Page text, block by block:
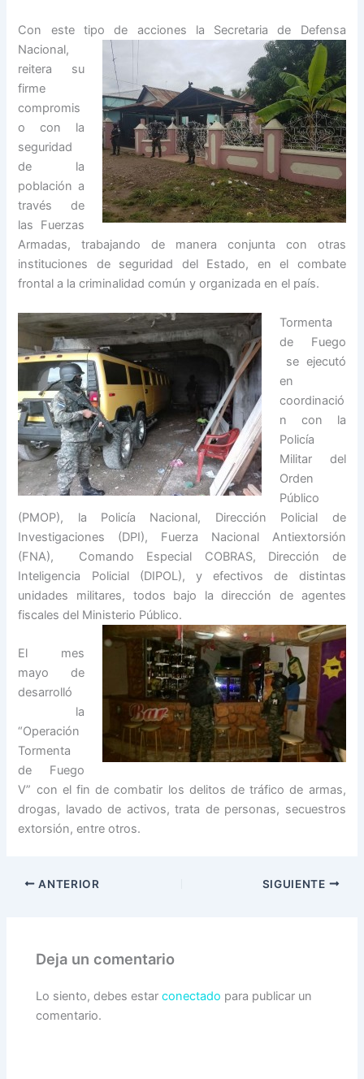
Con este tipo de acciones la Secretaria de Defensa
Nacional,
reitera su
firme
compromis
o con la
seguridad
de la
población a
través de
las Fuerzas
Armadas, trabajando de manera conjunta con otras
instituciones de seguridad del Estado, en el combate
frontal a la criminalidad común y organizada en el país.
Tormenta
de Fuego
se ejecutó
en
coordinació
n con la
Policía
Militar del
Orden
Público
(PMOP), la Policía Nacional, Dirección Policial de
Investigaciones (DPI), Fuerza Nacional Antiextorsión
(FNA), Comando Especial COBRAS, Dirección de
Inteligencia Policial (DIPOL), y efectivos de distintas
unidades militares, todos bajo la dirección de agentes
fiscales del Ministerio Público.
El mes
mayo de
desarrolló
la
“Operación
Tormenta
de Fuego
V” con el fin de combatir los delitos de tráfico de armas,
drogas, lavado de activos, trata de personas, secuestros
extorsión, entre otros.
ANTERIOR SIGUIENTE
Deja un comentario
Lo siento, debes estarconectado para publicar un
comentario.